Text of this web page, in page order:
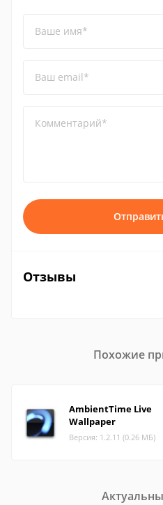
Ваше имя*
Ваш email*
Комментарий*
Отзывы
Похожие
AmbientTime Live
Wallpaper
Версия: 1.2.11 (0.26 МБ)